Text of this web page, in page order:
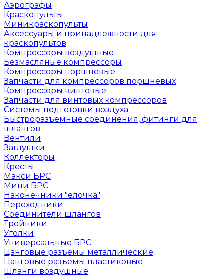
Аэрографы
Краскопульты
Миникраскопульты
Аксессуары и принадлежности для
краскопультов
Компрессоры воздушные
Безмасляные компрессоры
Компрессоры поршневые
Запчасти для компрессоров поршневых
Компрессоры винтовые
Запчасти для винтовых компрессоров
Системы подготовки воздуха
Быстроразъемные соединения, фитинги для
шлангов
Вентили
Заглушки
Коллекторы
Кресты
Макси БРС
Мини БРС
Наконечники "елочка"
Переходники
Соединители шлангов
Тройники
Уголки
Универсальные БРС
Цанговые разъемы металлические
Цанговые разъемы пластиковые
Шланги воздушные